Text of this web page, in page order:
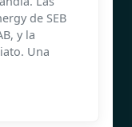
de SEB
y la
Una